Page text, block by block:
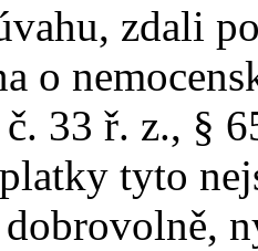
zdali
o
33 ř. z., §
tyto